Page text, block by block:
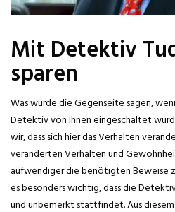
Mit Detektiv
sparen
Was würde die Gegenseite sagen,
Detektiv von Ihnen eingeschaltet
wir, dass sich hier das Verhalten
veränderten Verhalten und
aufwendiger die benötigten Beweise
es besonders wichtig, dass die
und unbemerkt stattfindet. Aus diesem